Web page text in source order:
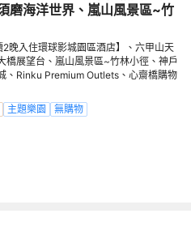
磨海洋世界、嵐山風景區~竹
晚入住環球影城園區酒店】、六甲山天
橋展望台、嵐山風景區~竹林小徑、神戶
、Rinku Premium Outlets、心齋橋購物
主題樂園 無購物